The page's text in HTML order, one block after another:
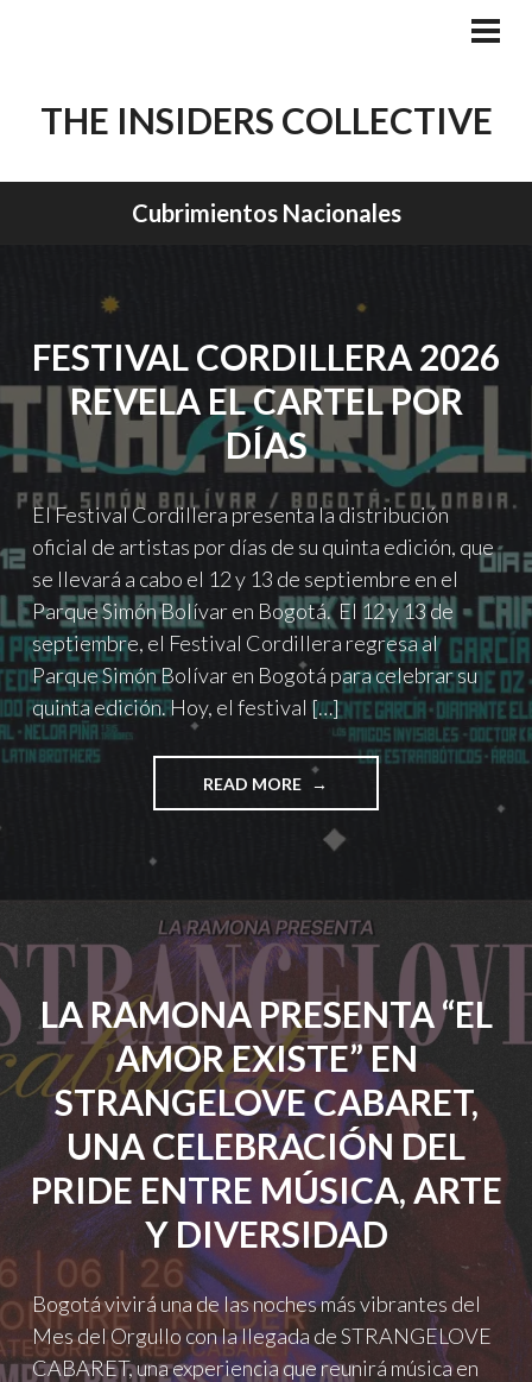
THE INSIDERS COLLECTIVE
Cubrimientos Nacionales
FESTIVAL CORDILLERA 2026
REVELA EL CARTEL POR
DÍAS
El Festival Cordillera presenta la distribución
oficial de artistas por días de su quinta edición, que
se llevará a cabo el 12 y 13 de septiembre en el
Parque Simón Bolívar en Bogotá. El 12 y 13 de
septiembre, el Festival Cordillera regresa al
Parque Simón Bolívar en Bogotá para celebrar su
quinta edición. Hoy, el festival […]
READ MORE "FESTIVAL
CORDILLERA
2026
REVELA
POR
DÍAS"
LA RAMONA PRESENTA “EL
AMOR EXISTE” EN
STRANGELOVE CABARET,
UNA CELEBRACIÓN DEL
PRIDE ENTRE MÚSICA, ARTE
Y DIVERSIDAD
Bogotá vivirá una de las noches más vibrantes del
Mes del Orgullo con la llegada de STRANGELOVE
CABARET, una experiencia que reunirá música en